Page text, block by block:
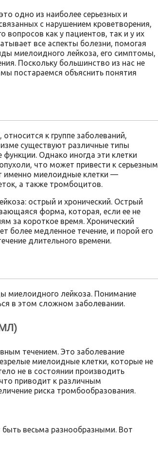
одно из наиболее серьезных и
с нарушением кроветворения,
вопросов как у пациентов, так и у их
все аспекты болезни, помогая
миелоидного лейкоза, его симптомы,
Поскольку большинство из нас не
постараемся объяснить понятия
к группе заболеваний,
существуют различные типы
Однако иногда эти клетки
что может привести к серьезным
именно миелоидные клетки —
а также тромбоцитов.
острый и хронический. Острый
форма, которая, если ее не
за короткое время. Хронический
более медленное течение, и порой его
длительного времени.
миелоидного лейкоза. Понимание
в этом сложном заболевании.
течением. Это заболевание
миелоидные клетки, которые не
не в состоянии производить
приводит к различным
риска тромбообразования.
весьма разнообразными. Вот